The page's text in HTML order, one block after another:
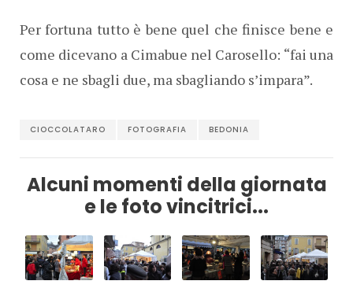
Per fortuna tutto è bene quel che finisce bene e
come dicevano a Cimabue nel Carosello: “fai una
cosa e ne sbagli due, ma sbagliando s’impara”.
CIOCCOLATARO FOTOGRAFIA BEDONIA
Alcuni momenti della giornata
e le foto vincitrici...